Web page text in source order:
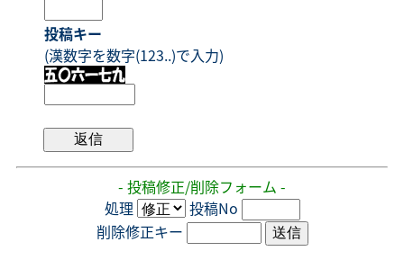
投稿キー
(漢数字を数字(123..)で入力)
- 投稿修正/削除フォーム -
処理
投稿No
削除修正キー